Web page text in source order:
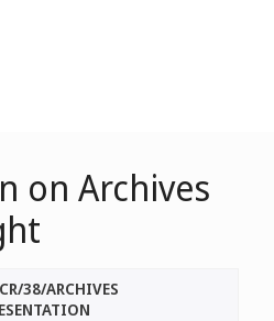
on Archives
38/ARCHIVES